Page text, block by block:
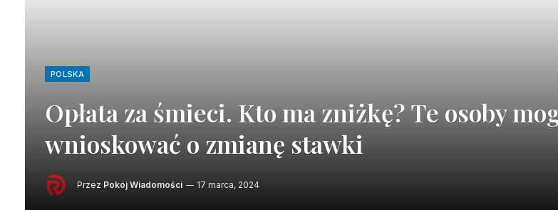
POLSKA
Opłata za śmieci. Kto ma zniżkę? Te osoby
wnioskować o zmianę stawki
Przez Pokój Wiadomości 17 marca, 2024